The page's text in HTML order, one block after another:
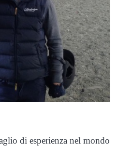
di esperienza nel mondo